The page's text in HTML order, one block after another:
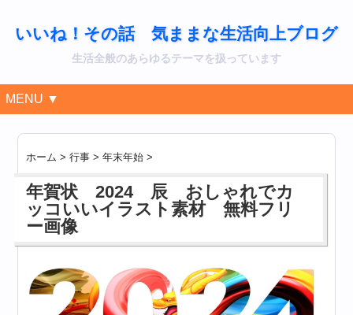
いいね！その話 気ままな生活向上ブログ
生活全般のあらゆるテーマを扱っています
MENU ▼
ホーム >行事 >年末年始 >
年賀状 2024 辰 おしゃれでカ
ッコいいイラスト素材 無料フリ
ー画像